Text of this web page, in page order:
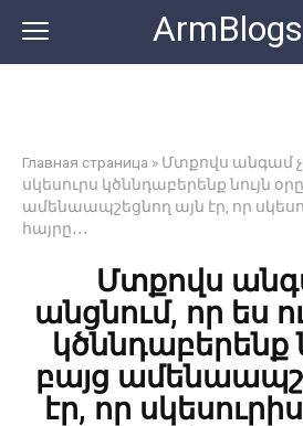
контенту
Главная страница » Մտքովս անգամ
սկեսուրս կծննդաբերենք նույն
ամենաապշեցնող այն էր, որ
հայրը․․․
Մտքովս
անցնում, որ ես
կծննդաբերենք
բայց
էր, որ